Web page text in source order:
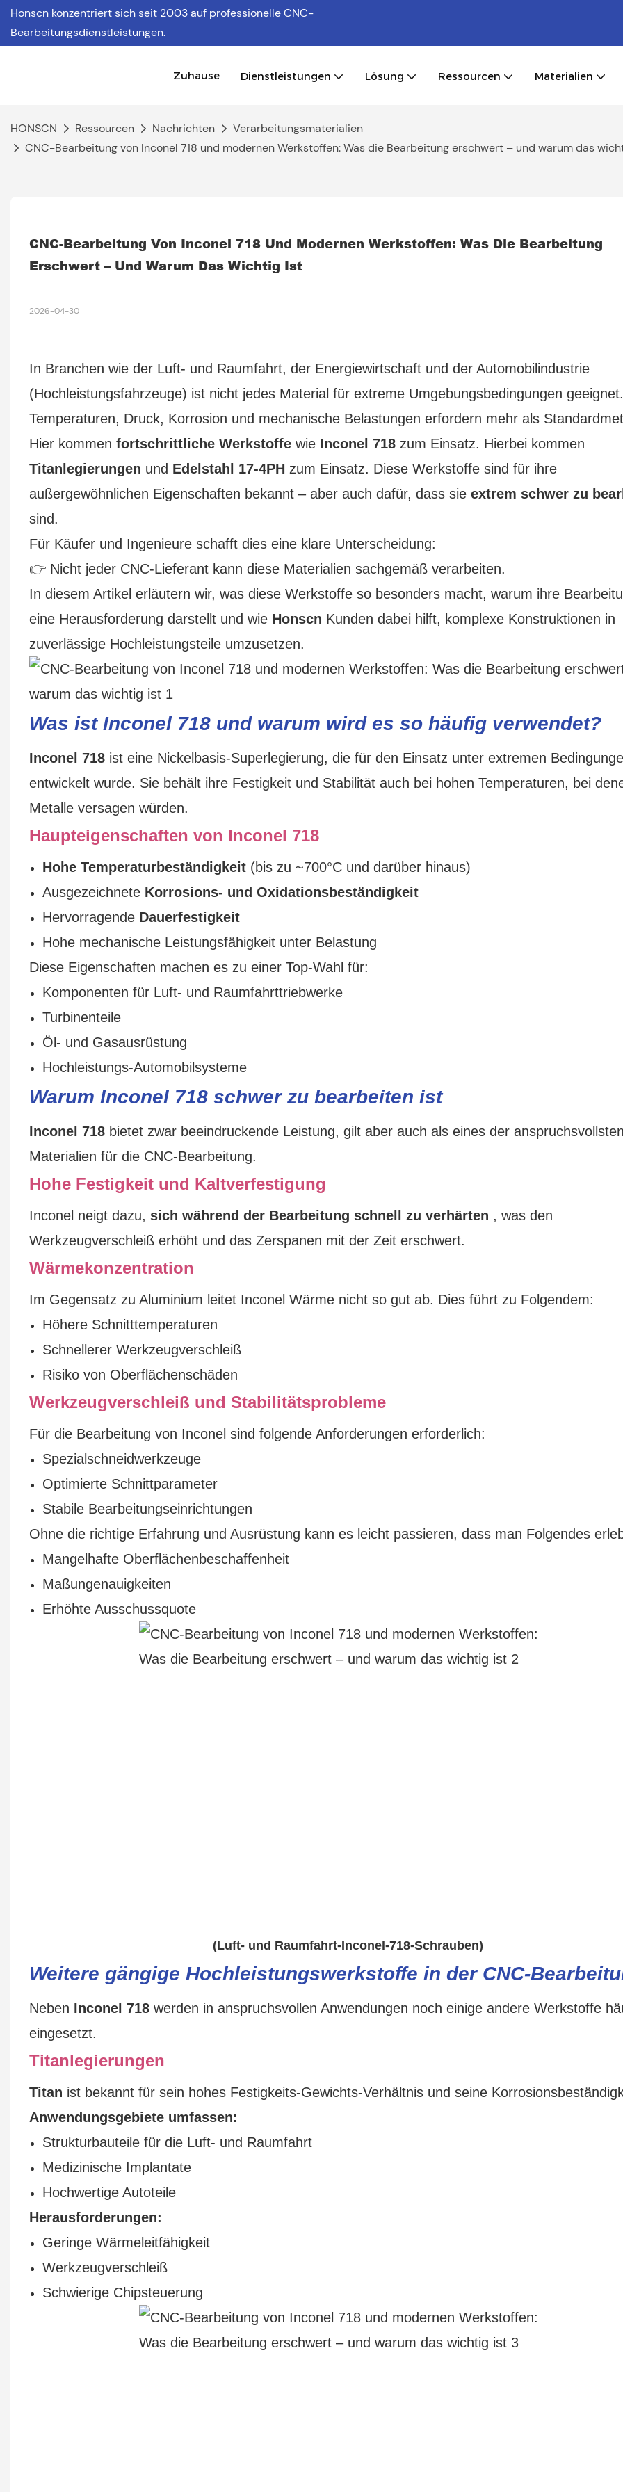
Honscn konzentriert sichseit 2003 auf professionelle CNC-
Bearbeitungsdienstleistungen.
Zuhause Dienstleistungen Lösung Ressourcen Materialien
HONSCN Ressourcen Nachrichten
Verarbeitungsmaterialien
CNC-Bearbeitung von Inconel 718 und modernen Werkstoffen: Was die Bearbeitung erschwert – und warum das
CNC-Bearbeitung Von Inconel 718 Und Modernen Werkstoffen: Was Die Bearbeitung
Erschwert – Und Warum Das Wichtig Ist
2026-04-30
In Branchen wie der Luft- und Raumfahrt, der Energiewirtschaft und der Automobilindustrie
(Hochleistungsfahrzeuge) ist nicht jedes Material für extreme Umgebungsbedingungen
Temperaturen, Druck, Korrosion und mechanische Belastungen erfordern mehr als
Hier kommen fortschrittliche Werkstoffewie Inconel 718zum Einsatz. Hierbei kommen
Titanlegierungen und Edelstahl 17-4PH zum Einsatz. Diese Werkstoffe sind für ihre
außergewöhnlichen Eigenschaften bekannt – aber auch dafür, dass sie extrem schwer zu
sind.
Für Käufer und Ingenieure schafft dies eine klare Unterscheidung:
👉 Nicht jeder CNC-Lieferant kann diese Materialien sachgemäß verarbeiten.
In diesem Artikel erläutern wir, was diese Werkstoffe so besonders macht, warum ihre
eine Herausforderung darstellt und wie Honscn Kunden dabei hilft, komplexe Konstruktionen in
zuverlässige Hochleistungsteile umzusetzen.
Was ist Inconel 718 und warum wird es so häufig verwendet?
Inconel 718ist eine Nickelbasis-Superlegierung, die für den Einsatz unter extremen
entwickelt wurde. Sie behält ihre Festigkeit und Stabilität auch bei hohen Temperaturen, bei
Metalle versagen würden.
Haupteigenschaften von Inconel 718
Hohe Temperaturbeständigkeit (bis zu ~700°C und darüber hinaus)
Ausgezeichnete Korrosions- und Oxidationsbeständigkeit
Hervorragende Dauerfestigkeit
Hohe mechanische Leistungsfähigkeit unter Belastung
Diese Eigenschaften machen es zu einer Top-Wahl für:
Komponenten für Luft- und Raumfahrttriebwerke
Turbinenteile
Öl- und Gasausrüstung
Hochleistungs-Automobilsysteme
Warum Inconel 718 schwer zu bearbeiten ist
Inconel 718bietet zwar beeindruckende Leistung, gilt aber auch als eines der
Materialien für die CNC-Bearbeitung.
Hohe Festigkeit und Kaltverfestigung
Inconel neigt dazu, sich während der Bearbeitung schnell zu verhärten , was den
Werkzeugverschleiß erhöht und das Zerspanen mit der Zeit erschwert.
Wärmekonzentration
Im Gegensatz zu Aluminium leitet Inconel Wärme nicht so gut ab. Dies führt zu Folgendem:
Höhere Schnitttemperaturen
Schnellerer Werkzeugverschleiß
Risiko von Oberflächenschäden
Werkzeugverschleiß und Stabilitätsprobleme
Für die Bearbeitung von Inconel sind folgende Anforderungen erforderlich:
Spezialschneidwerkzeuge
Optimierte Schnittparameter
Stabile Bearbeitungseinrichtungen
Ohne die richtige Erfahrung und Ausrüstung kann es leicht passieren, dass man Folgendes
Mangelhafte Oberflächenbeschaffenheit
Maßungenauigkeiten
Erhöhte Ausschussquote
(Luft- und Raumfahrt-Inconel-718-Schrauben)
Weitere gängige Hochleistungswerkstoffe in der CNC-
Neben Inconel 718werden in anspruchsvollen Anwendungen noch einige andere Werkstoffe
eingesetzt.
Titanlegierungen
Titan ist bekannt für sein hohes Festigkeits-Gewichts-Verhältnis und seine
Anwendungsgebiete umfassen:
Strukturbauteile für die Luft- und Raumfahrt
Medizinische Implantate
Hochwertige Autoteile
Herausforderungen:
Geringe Wärmeleitfähigkeit
Werkzeugverschleiß
Schwierige Chipsteuerung